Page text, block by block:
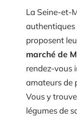
La Seine-et-
authentiques
proposent
marché de
rendez-vous
amateurs de
Vous y
légumes de